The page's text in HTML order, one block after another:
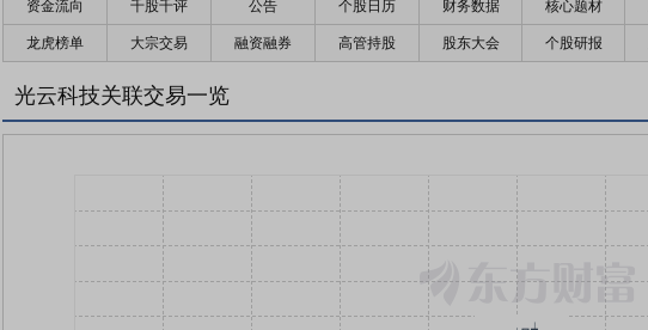
资金流向 千股千评 公告 个股日历 财务数据 核心题材
龙虎榜单 大宗交易 融资融券 高管持股 股东大会 个股研报
光云科技关联交易一览